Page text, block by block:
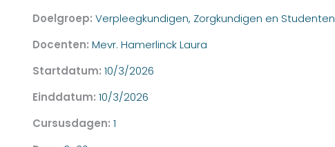
Doelgroep: Verpleegkundigen, Zorgkundigen en Studenten
Docenten: Mevr. Hamerlinck Laura
Startdatum: 10/3/2026
Einddatum: 10/3/2026
Cursusdagen: 1